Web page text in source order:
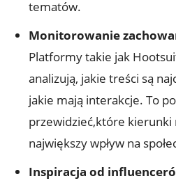
tematów.
Monitorowanie
Platformy takie jak
analizują, jakie treści są
jakie mają interakcje. To
przewidzieć,które kierunki
największy wpływ na
Inspiracja od